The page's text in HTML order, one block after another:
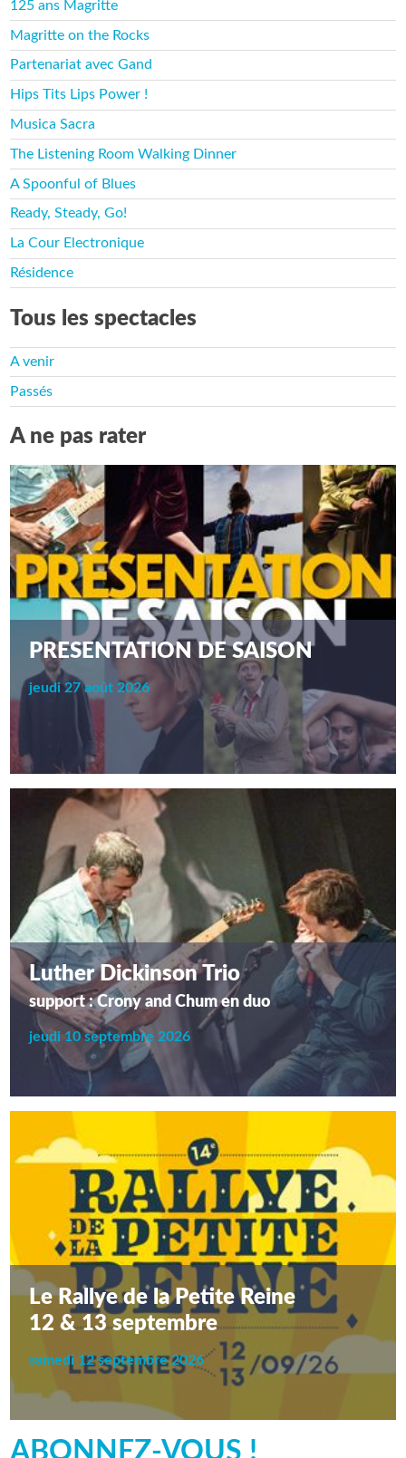
125 ans Magritte
Magritte on the Rocks
Partenariat avec Gand
Hips Tits Lips Power !
Musica Sacra
The Listening Room Walking Dinner
A Spoonful of Blues
Ready, Steady, Go!
La Cour Electronique
Résidence
Tous les spectacles
A venir
Passés
A ne pas rater
PRESENTATION DE SAISON
jeudi 27 août 2026
Luther Dickinson Trio
support : Crony and Chum en duo
jeudi 10 septembre 2026
Le Rallye de la Petite Reine
12 & 13 septembre
samedi 12 septembre 2026
ABONNEZ-VOUS !